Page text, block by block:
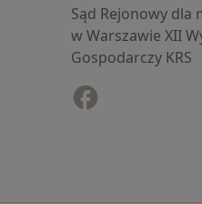
Sąd Rejonowy dla
w Warszawie XII
Gospodarczy KRS